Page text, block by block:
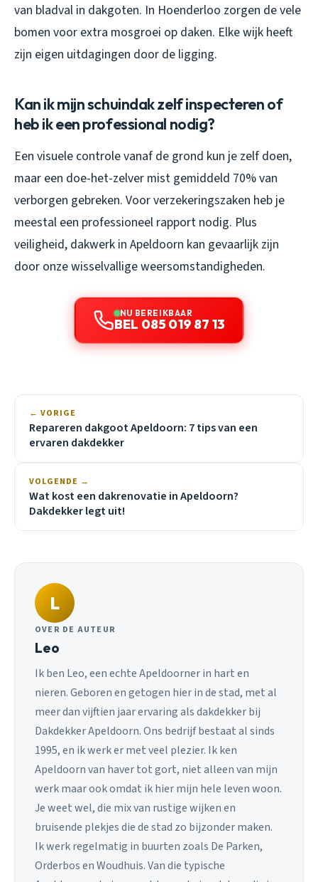
van bladval in dakgoten. In Hoenderloo zorgen de vele
bomen voor extra mosgroei op daken. Elke wijk heeft
zijn eigen uitdagingen door de ligging.
Kan ik mijn schuindak zelf inspecteren of
heb ik een professional nodig?
Een visuele controle vanaf de grond kun je zelf doen,
maar een doe-het-zelver mist gemiddeld 70% van
verborgen gebreken. Voor verzekeringszaken heb je
meestal een professioneel rapport nodig. Plus
veiligheid, dakwerk in Apeldoorn kan gevaarlijk zijn
door onze wisselvallige weersomstandigheden.
NU BEREIKBAAR
BEL 085 019 87 13
← VORIGE
Repareren dakgoot Apeldoorn: 7 tips van een
ervaren dakdekker
VOLGENDE →
Wat kost een dakrenovatie in Apeldoorn?
Dakdekker legt uit!
L
OVER DE AUTEUR
Leo
Ik ben Leo, een echte Apeldoorner in hart en
nieren. Geboren en getogen hier in de stad, met al
meer dan vijftien jaar ervaring als dakdekker bij
Dakdekker Apeldoorn. Ons bedrijf bestaat al sinds
1995, en ik werk er met veel plezier. Ik ken
Apeldoorn van haver tot gort, niet alleen van mijn
werk maar ook omdat ik hier mijn hele leven woon.
Je weet wel, die mix van rustige wijken en
bruisende plekjes die de stad zo bijzonder maken.
Ik werk regelmatig in buurten zoals De Parken,
Orderbos en Woudhuis. Van die typische